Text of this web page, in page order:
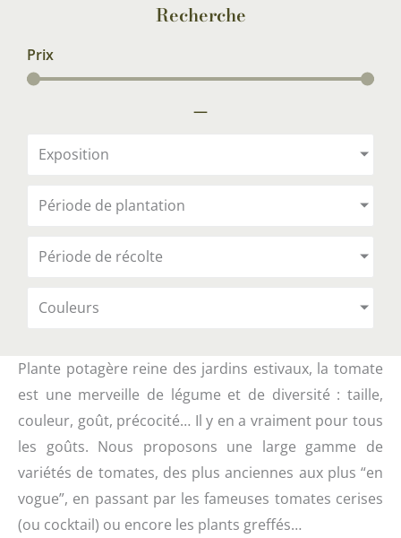
Recherche
Prix
—
Exposition
Période de plantation
Période de récolte
Couleurs
Plante potagère reine des jardins estivaux, la tomate
est une merveille de légume et de diversité : taille,
couleur, goût, précocité… Il y en a vraiment pour tous
les goûts. Nous proposons une large gamme de
variétés de tomates, des plus anciennes aux plus “en
vogue”, en passant par les fameuses tomates cerises
(ou cocktail) ou encore les plants greffés…